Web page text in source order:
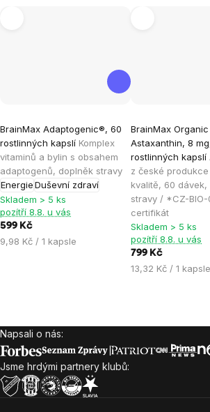
BrainMax Adaptogenic®, 60
rostlinných kapslí Komplex
vitaminů a bylin s obsahem
adaptogenů, doplněk stravy
EnergieDuševní zdraví
hodnocení
produktu
je
4,9
z
5
hvězdiček.
Skladem > 5 ks
pozítří 8.8. u vás
599 Kč
Měrná
9,98 Kč / 1 kapsle
BrainMax Organic
Astaxanthin, 8
rostlinných kapslí
z české
kvalitě, 60 dávek,
stravy / *CZ-BIO-
certifikát
hodnocení
produktu
je
5,0
z
5
hvězdiček.
Skladem > 5 ks
pozítří 8.8. u vás
799 Kč
Měrná
13,32 Kč / 1 kapsle
Zápatí
Napsali o nás:
Jsme hrdými partnery klubů: